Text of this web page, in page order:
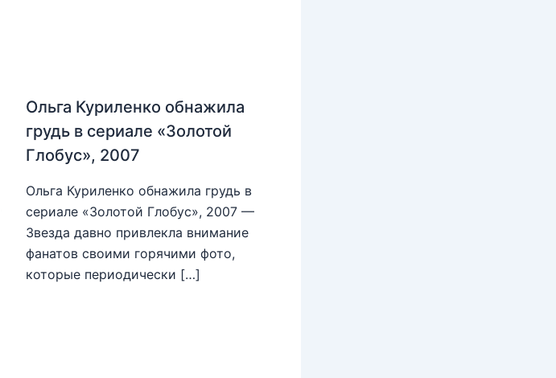
Ольга Куриленко обнажила
грудь в сериале «Золотой
Глобус», 2007
Ольга Куриленко обнажила грудь в
сериале «Золотой Глобус», 2007 —
Звезда давно привлекла внимание
фанатов своими горячими фото,
которые периодически […]